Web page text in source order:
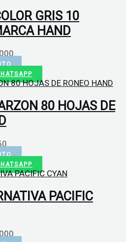
GRIS 10
HAND
80 HOJAS DE
PACIFIC